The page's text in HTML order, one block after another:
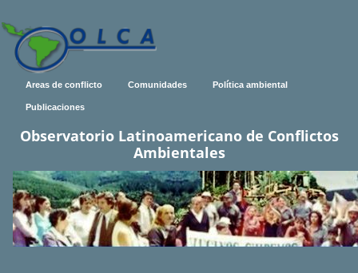
Areas de conflicto Comunidades Política ambiental
Publicaciones
Observatorio Latinoamericano de Conflictos
Ambientales